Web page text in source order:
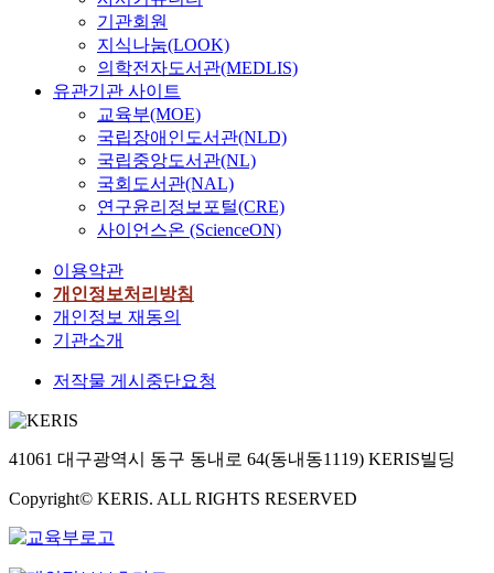
기관회원
지식나눔(LOOK)
의학전자도서관(MEDLIS)
유관기관 사이트
교육부(MOE)
국립장애인도서관(NLD)
국립중앙도서관(NL)
국회도서관(NAL)
연구윤리정보포털(CRE)
사이언스온 (ScienceON)
이용약관
개인정보처리방침
개인정보 재동의
기관소개
저작물 게시중단요청
41061 대구광역시 동구 동내로 64(동내동1119) KERIS빌딩
Copyright© KERIS. ALL RIGHTS RESERVED